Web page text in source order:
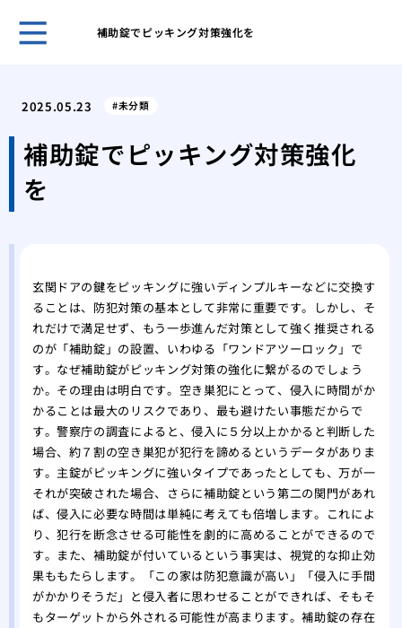
補助錠でピッキング対策強化を
を
ス
両
2025.05.23 未分類
補助錠でピッキング対策強化
を
玄関ドアの鍵をピッキングに強いディンプルキーなどに交換す
ることは、防犯対策の基本として非常に重要です。しかし、そ
れだけで満足せず、もう一歩進んだ対策として強く推奨される
のが「補助錠」の設置、いわゆる「ワンドアツーロック」で
す。なぜ補助錠がピッキング対策の強化に繋がるのでしょう
か。その理由は明白です。空き巣犯にとって、侵入に時間がか
かることは最大のリスクであり、最も避けたい事態だからで
す。警察庁の調査によると、侵入に５分以上かかると判断した
場合、約７割の空き巣犯が犯行を諦めるというデータがありま
す。主錠がピッキングに強いタイプであったとしても、万が一
それが突破された場合、さらに補助錠という第二の関門があれ
ば、侵入に必要な時間は単純に考えても倍増します。これによ
り、犯行を断念させる可能性を劇的に高めることができるので
す。また、補助錠が付いているという事実は、視覚的な抑止効
果ももたらします。「この家は防犯意識が高い」「侵入に手間
がかかりそうだ」と侵入者に思わせることができれば、そもそ
もターゲットから外される可能性が高まります。補助錠の存在